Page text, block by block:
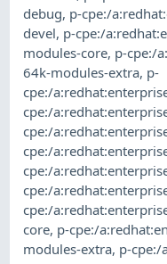
debug, p-cpe:/
devel, p-cpe:/
modules-core, p-cpe:/
64k-modules-extra, p-
cpe:/
cpe:/
cpe:/
cpe:/
cpe:/
cpe:/
cpe:/
core, p-cpe:/
modules-extra, p-cpe:/